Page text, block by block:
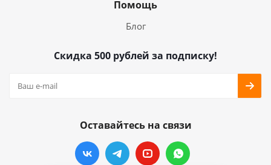
Помощь
Блог
Скидка 500 рублей за подписку!
Оставайтесь на связи